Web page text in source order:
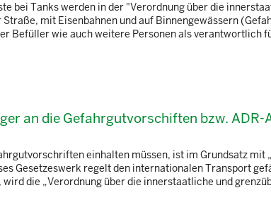
bei Tanks werden in der "Verordnung über die
mit Eisenbahnen und auf Binnengewässern
Befüller wie auch weitere Personen als verantwortlich
an die Gefahrgutvorschiften bzw. ADR-
einhalten müssen, ist im Grundsatz mit
Gesetzeswerk regelt den internationalen Transport
die „Verordnung über die innerstaatliche und